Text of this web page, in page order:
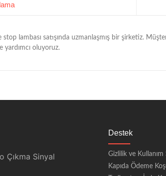
lambası satışında uzmanlaşmış bir şirketiz.
yardımcı oluyoruz.
Çıkma Sinyal
Destek
Gizlilik ve Kullanım
Kapıda Ödeme